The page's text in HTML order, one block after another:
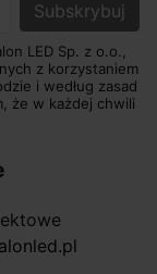
LED Sp. z o.o.,
z korzystaniem
i według zasad
że w każdej chwili